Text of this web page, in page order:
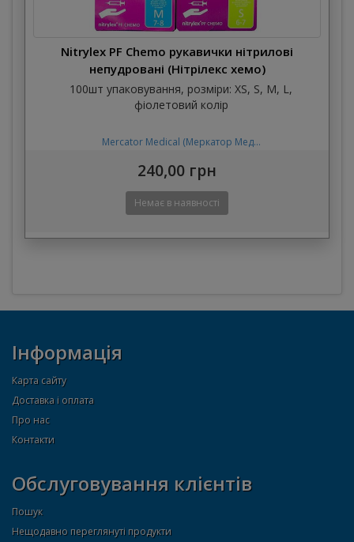
Nitrylex PF Chemo рукавички нітрилові
непудровані (Нітрілекс хемо)
100шт упаковування, розміри: XS, S, M, L,
фіолетовий колір
Mercator Medical (Меркатор Мед...
240,00 грн
Інформація
Карта сайту
Доставка і оплата
Про нас
Контакти
Обслуговування клієнтів
Пошук
Нещодавно переглянуті продукти